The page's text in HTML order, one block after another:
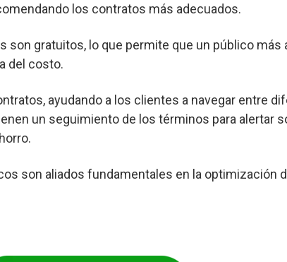
los contratos más adecuados.
son gratuitos, lo que permite que un público más
del costo.
ayudando a los clientes a navegar entre
un seguimiento de los términos para alertar
son aliados fundamentales en la optimización